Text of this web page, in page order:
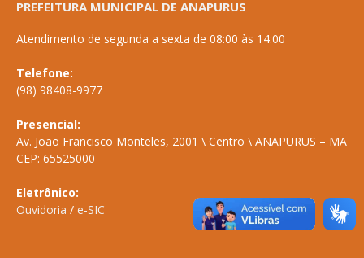
PREFEITURA MUNICIPAL DE ANAPURUS
Atendimento de segunda a sexta de 08:00 às 14:00
Telefone:
(98) 98408-9977
Presencial:
Av. João Francisco Monteles, 2001 \ Centro \ ANAPURUS – MA
CEP: 65525000
Eletrônico:
Ouvidoria / e-SIC